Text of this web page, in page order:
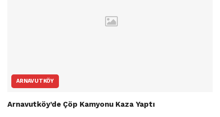
ARNAVUTKÖY
Arnavutköy’de Çöp Kamyonu Kaza Yaptı